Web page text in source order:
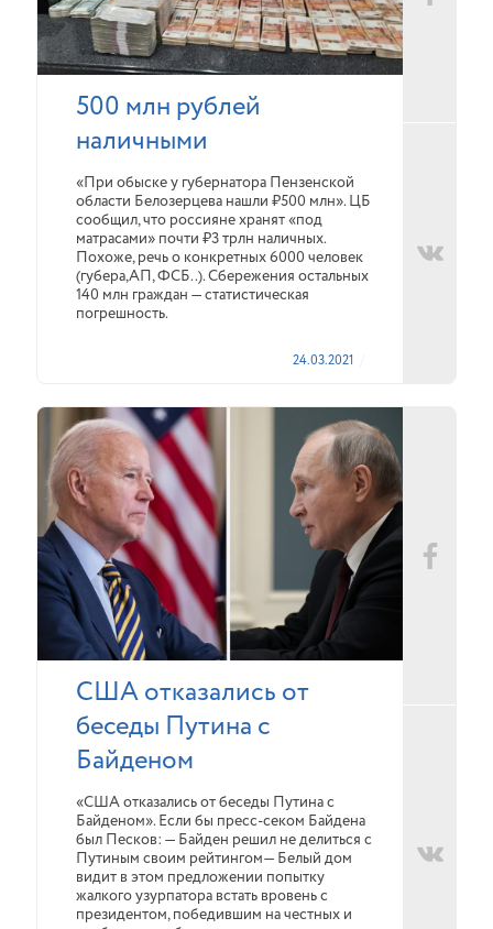
500 млн рублей
наличными
«При обыске у губернатора Пензенской
области Белозерцева нашли ₽500 млн». ЦБ
сообщил, что россияне хранят «под
матрасами» почти ₽3 трлн наличных.
Похоже, речь о конкретных 6000 человек
(губера,АП, ФСБ..). Сбережения остальных
140 млн граждан — статистическая
погрешность.
24.03.2021
США отказались от
беседы Путина с
Байденом
«США отказались от беседы Путина с
Байденом». Если бы пресс-секом Байдена
был Песков: — Байден решил не делиться с
Путиным своим рейтингом— Белый дом
видит в этом предложении попытку
жалкого узурпатора встать вровень с
президентом, победившим на честных и